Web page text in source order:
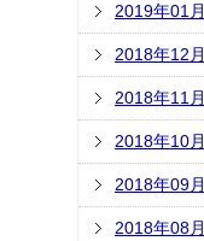
2019年01月
2018年12月
2018年11月
2018年10月
2018年09月
2018年08月